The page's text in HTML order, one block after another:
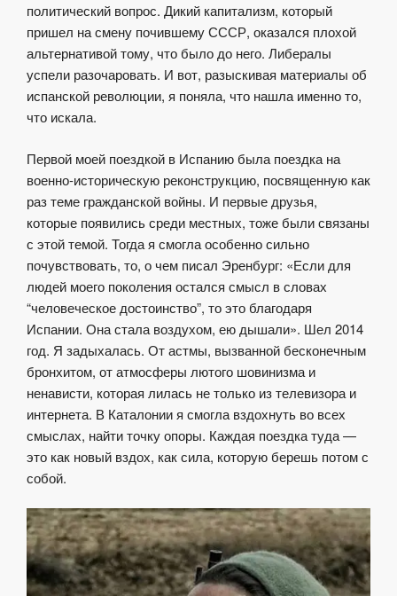
политический вопрос. Дикий капитализм, который
пришел на смену почившему СССР, оказался плохой
альтернативой тому, что было до него. Либералы
успели разочаровать. И вот, разыскивая материалы об
испанской революции, я поняла, что нашла именно то,
что искала.
Первой моей поездкой в Испанию была поездка на
военно-историческую реконструкцию, посвященную как
раз теме гражданской войны. И первые друзья,
которые появились среди местных, тоже были связаны
с этой темой. Тогда я смогла особенно сильно
почувствовать, то, о чем писал Эренбург: «Если для
людей моего поколения остался смысл в словах
“человеческое достоинство”, то это благодаря
Испании. Она стала воздухом, ею дышали». Шел 2014
год. Я задыхалась. От астмы, вызванной бесконечным
бронхитом, от атмосферы лютого шовинизма и
ненависти, которая лилась не только из телевизора и
интернета. В Каталонии я смогла вздохнуть во всех
смыслах, найти точку опоры. Каждая поездка туда —
это как новый вздох, как сила, которую берешь потом с
собой.